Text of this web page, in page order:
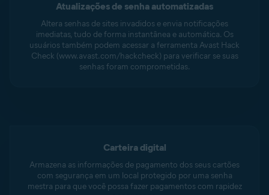
Atualizações de senha automatizadas
Altera senhas de sites invadidos e envia notificações
imediatas, tudo de forma instantânea e automática. Os
usuários também podem acessar a ferramenta Avast Hack
Check (www.avast.com/hackcheck) para verificar se suas
senhas foram comprometidas.
Carteira digital
Armazena as informações de pagamento dos seus cartões
com segurança em um local protegido por uma senha
mestra para que você possa fazer pagamentos com rapidez